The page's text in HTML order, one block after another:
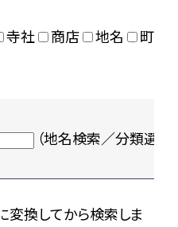
寺社 商店 地名
町村
（地名検索／分類選択
変換してから検索しま